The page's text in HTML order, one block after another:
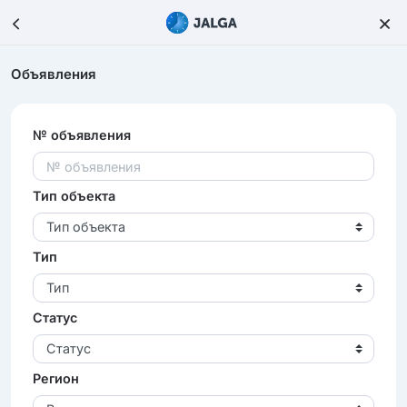
Объявления
№ объявления
Тип объекта
Тип объекта
Тип
Тип
Статус
Статус
Регион